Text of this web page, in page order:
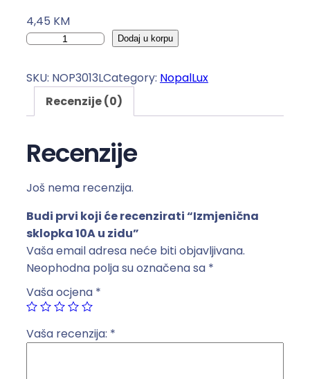
4,45 KM
I
m
č
a
s
k
l
o
k
a
1
Dodaj u korpu
SKU: NOP3013LCategory: NopalLux
Recenzije (0)
Recenzije
Još nema recenzija.
Budi prvi koji će recenzirati “Izmjenična
sklopka 10A u zidu”
Vaša email adresa neće biti objavljivana.
Neophodna polja su označena sa *
Vaša ocjena *
Vaša recenzija: *